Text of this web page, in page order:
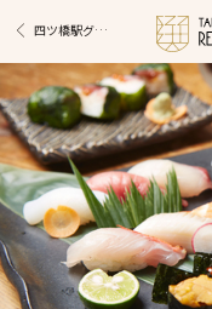
四ツ橋駅グルメ